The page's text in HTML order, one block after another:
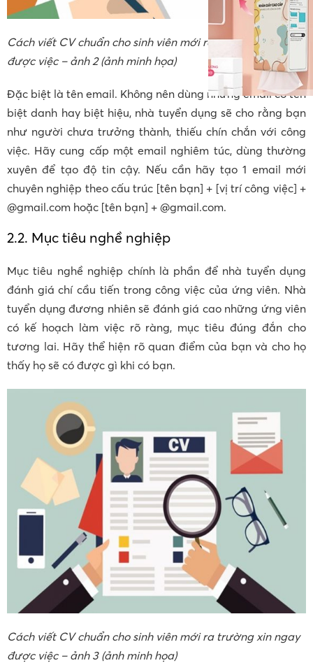
Cách viết CV chuẩn cho sinh viên mới ra trường xin ngay
được việc – ảnh 2 (ảnh minh họa)
Đặc biệt là tên email. Không nên dùng nhưng email có tên
biệt danh hay biệt hiệu, nhà tuyển dụng sẽ cho rằng bạn
như người chưa trưởng thành, thiếu chín chắn với công
việc. Hãy cung cấp một email nghiêm túc, dùng thường
xuyên để tạo độ tin cậy. Nếu cần hãy tạo 1 email mới
chuyên nghiệp theo cấu trúc [tên bạn] + [vị trí công việc] +
@gmail.com hoặc [tên bạn] + @gmail.com.
2.2. Mục tiêu nghề nghiệp
Mục tiêu nghề nghiệp chính là phần để nhà tuyển dụng
đánh giá chí cầu tiến trong công việc của ứng viên. Nhà
tuyển dụng đương nhiên sẽ đánh giá cao những ứng viên
có kế hoạch làm việc rõ ràng, mục tiêu đúng đắn cho
tương lai. Hãy thể hiện rõ quan điểm của bạn và cho họ
thấy họ sẽ có được gì khi có bạn.
Cách viết CV chuẩn cho sinh viên mới ra trường xin ngay
được việc – ảnh 3 (ảnh minh họa)